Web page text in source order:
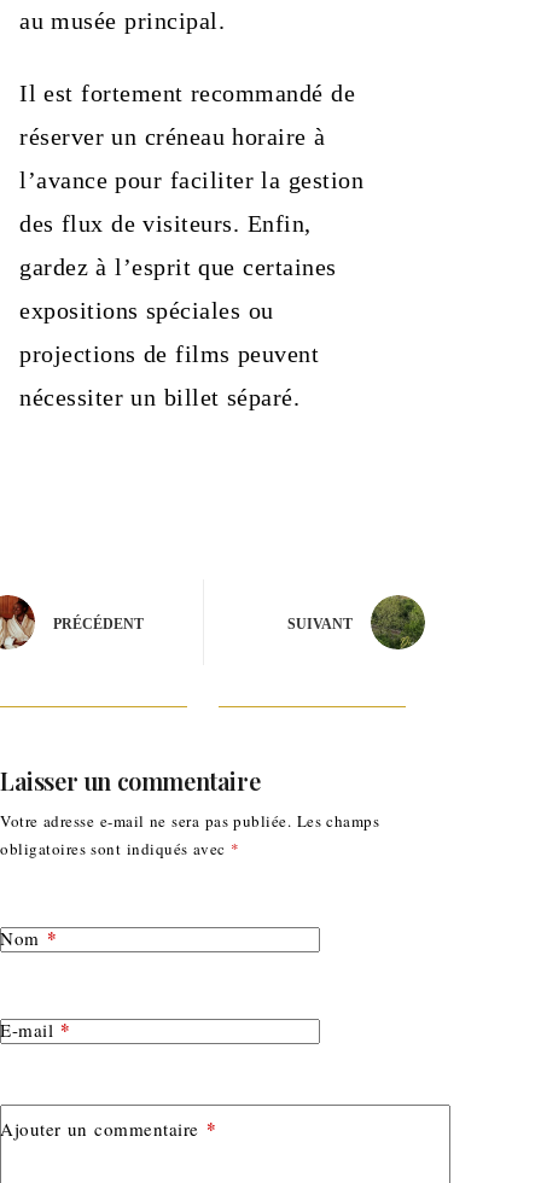
au musée principal.
Il est fortement recommandé de
réserver un créneau horaire à
l’avance pour faciliter la gestion
des flux de visiteurs. Enfin,
gardez à l’esprit que certaines
expositions spéciales ou
projections de films peuvent
nécessiter un billet séparé.
PRÉCÉDENT SUIVANT
Laisser un commentaire
Votre adresse e-mail ne sera pas publiée. Les champs
obligatoires sont indiqués avec *
Nom *
E-mail *
Ajouter un commentaire *